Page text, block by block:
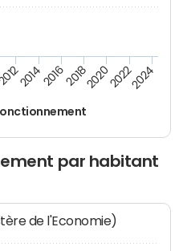
201420162018202020222024
par habitant
de l'Economie)